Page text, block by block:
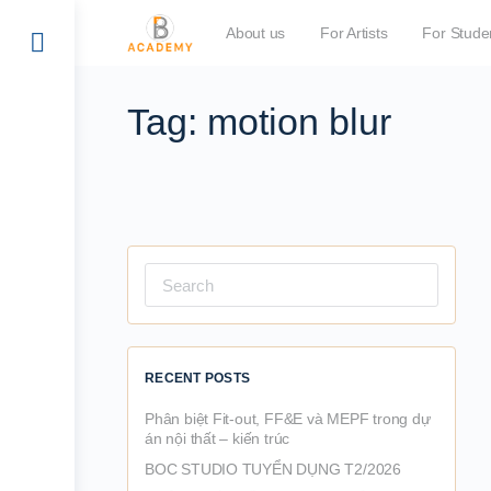
About us For Artists For
Tag: motion blur
for:
RECENT POSTS
Phân biệt Fit-out, FF&E và MEPF trong dự
án nội thất – kiến trúc
BOC STUDIO TUYỂN DỤNG T2/2026